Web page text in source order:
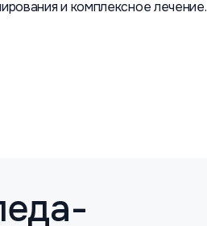
и комплексное лечение.